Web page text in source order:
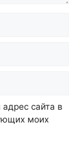
сайта в
моих